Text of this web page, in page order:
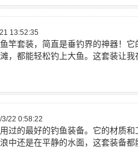
13:52:35
竿套装，简直是垂钓界的神器！
，都能轻松钓上大鱼。这套装让
22 0:58:22
过的最好的钓鱼装备。它的材质
中还是在平静的水面，这套装备